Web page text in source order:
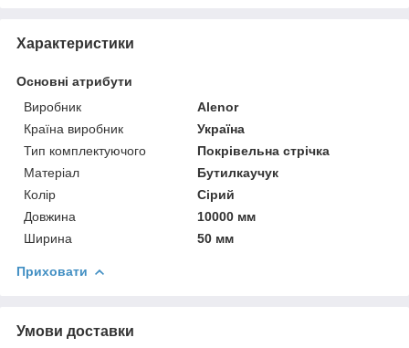
Характеристики
Основні атрибути
Виробник
Alenor
Країна виробник
Україна
Тип комплектуючого
Покрівельна стрічка
Матеріал
Бутилкаучук
Колір
Сірий
Довжина
10000 мм
Ширина
50 мм
Приховати
Умови доставки